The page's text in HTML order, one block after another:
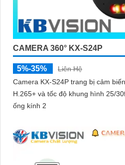
CAMERA 360° KX-S24P
5%-35%
Liên Hệ
Camera KX-S24P trang bị cảm
H.265+ và tốc độ khung hình 25/30fps,
ống kính 2